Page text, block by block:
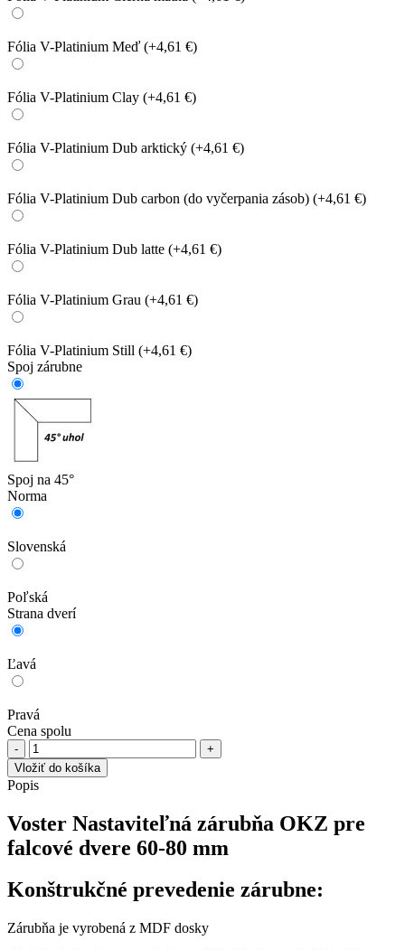
Fólia V-Platinium Meď (+4,61 €)
Fólia V-Platinium Clay (+4,61 €)
Fólia V-Platinium Dub arktický (+4,61 €)
Fólia V-Platinium Dub carbon (do vyčerpania zásob) (+4,61 €)
Fólia V-Platinium Dub latte (+4,61 €)
Fólia V-Platinium Grau (+4,61 €)
Fólia V-Platinium Still (+4,61 €)
Spoj zárubne
Spoj na 45°
Norma
Slovenská
Poľská
Strana dverí
Ľavá
Pravá
Cena spolu
množstvo
Voster
Nastaviteľná
zárubňa
pre
falcové
dvere
80
Vložiť do košíka
Popis
Voster Nastaviteľná zárubňa OKZ pre
falcové dvere 60-80 mm
Konštrukčné prevedenie zárubne:
Zárubňa je vyrobená z MDF dosky